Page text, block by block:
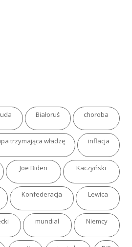
Białoruś choroba
trzymająca władzę inflacja
Joe Biden Kaczyński
Konfederacja Lewica
mundial Niemcy